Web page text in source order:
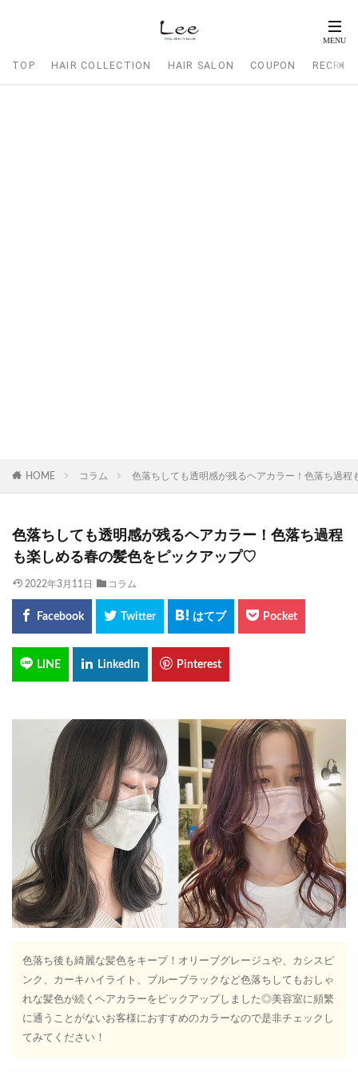
TOP HAIR COLLECTION HAIR SALON COUPON
HOME コラム 色落ちしても透明感が残るヘアカラー！色落ち過
色落ちしても透明感が残るヘアカラー！色落ち過程
も楽しめる春の髪色をピックアップ♡
2022年3月11日 コラム
色落ち後も綺麗な髪色をキープ！オリーブグレージュや、カシスピ
ンク、カーキハイライト、ブルーブラックなど色落ちしてもおしゃ
れな髪色が続くヘアカラーをピックアップしました◎美容室に頻繁
に通うことがないお客様におすすめのカラーなので是非チェックし
てみてください！